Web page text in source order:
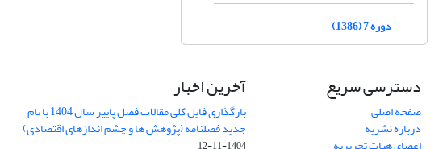
دوره 7 (1386)
دسترسی سریع
صفحه اصلی
درباره نشریه
آخرین اخبار
بارگذاری فایل کلی مقالات فصل پاییز سال 1404 با نام
جدید فصلنامه (پژوهش ها و چشم اندازهای اقتصادی)